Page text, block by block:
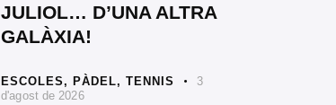
JULIOL… D’UNA ALTRA
GALÀXIA!
ESCOLES, PÀDEL,TENNIS
3
d'agost de 2026